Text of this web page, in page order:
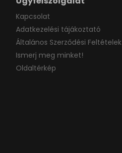
Kapcsolat
Adatkezelési tájákoztató
Általános Szerződési Feltételek
Ismerj meg minket!
Oldaltérkép